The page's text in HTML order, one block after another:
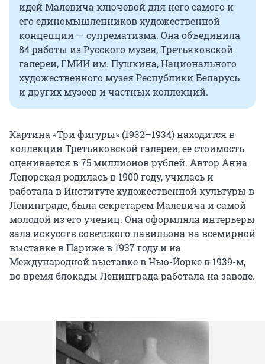
идей Малевича ключевой для него самого и
его единомышленников художественной
концепции — супрематизма. Она объединила
84 работы из Русского музея, Третьяковской
галереи, ГМИИ им. Пушкина, Национального
художественного музея Республики Беларусь
и других музеев и частных коллекций.
Картина «Три фигуры» (1932–1934) находится в
коллекции Третьяковской галереи, ее стоимость
оценивается в 75 миллионов рублей. Автор Анна
Лепорская родилась в 1900 году, училась и
работала в Институте художественной культуры в
Ленинграде, была секретарем Малевича и самой
молодой из его учениц. Она оформляла интерьеры
зала искусств советского павильона на всемирной
выставке в Париже в 1937 году и на
Международной выставке в Нью-Йорке в 1939-м,
во время блокады Ленинграда работала на заводе.